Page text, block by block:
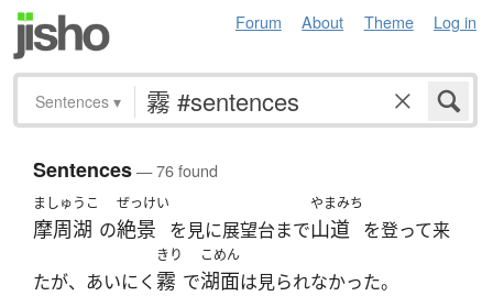
Forum About Theme Log in
Sentences ▾
Sentences— 76 found
ましゅうこ
摩周湖 の
ぜっけい
絶景 を見に展望台まで
やまみち
山道 を登って来
たが、あいにく
きり
霧 で
こめん
湖面は見られなかった。